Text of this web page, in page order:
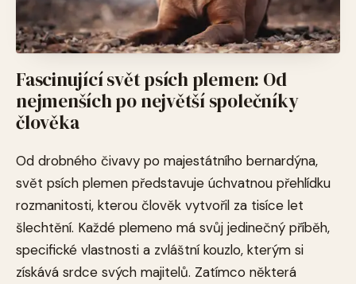
Fascinující svět psích plemen: Od
nejmenších po největší společníky
člověka
Od drobného čivavy po majestátního bernardýna,
svět psích plemen představuje úchvatnou přehlídku
rozmanitosti, kterou člověk vytvořil za tisíce let
šlechtění. Každé plemeno má svůj jedinečný příběh,
specifické vlastnosti a zvláštní kouzlo, kterým si
získává srdce svých majitelů. Zatímco některá